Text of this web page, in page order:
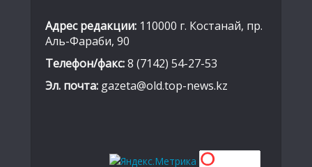
Адрес редакции: 110000 г. Костанай, пр.
Аль-Фараби, 90
Телефон/факс:8 (7142) 54-27-53
Эл. почта: gazeta@old.top-news.kz